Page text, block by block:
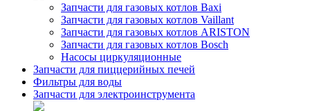
Запчасти для газовых котлов Baxi
Запчасти для газовых котлов Vaillant
Запчасти для газовых котлов ARISTON
Запчасти для газовых котлов Bosch
Насосы циркуляционные
Запчасти для пиццерийных печей
Фильтры для воды
Запчасти для электроинструмента